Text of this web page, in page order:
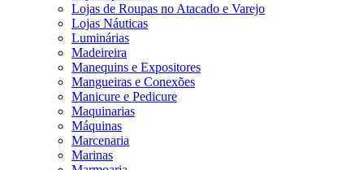
Lojas de Roupas no Atacado e Varejo
Lojas Náuticas
Luminárias
Madeireira
Manequins e Expositores
Mangueiras e Conexões
Manicure e Pedicure
Maquinarias
Máquinas
Marcenaria
Marinas